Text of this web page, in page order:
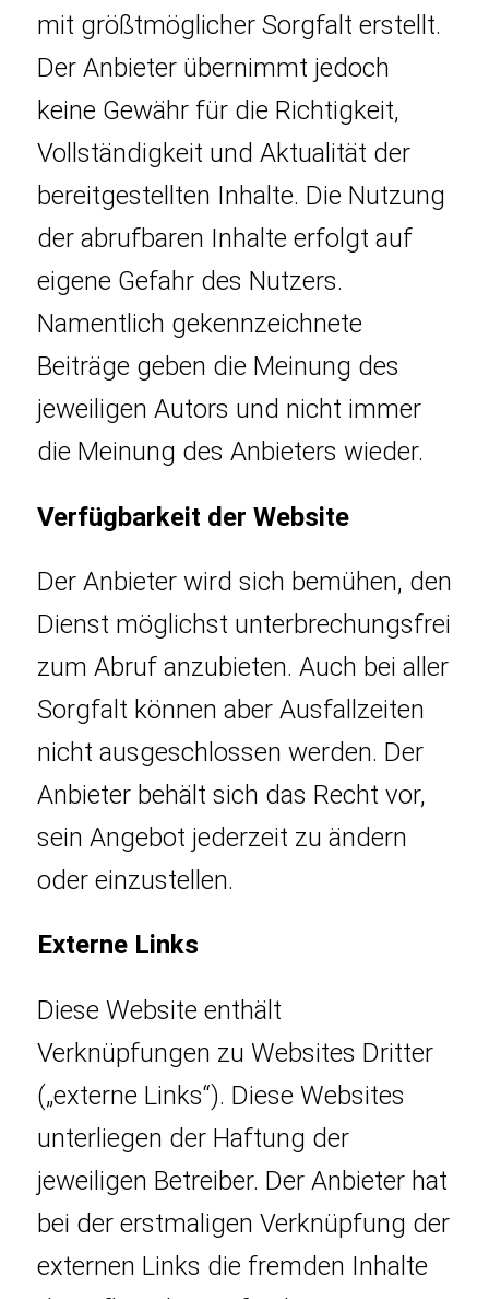
mit größtmöglicher Sorgfalt erstellt.
Der Anbieter übernimmt jedoch
keine Gewähr für die Richtigkeit,
Vollständigkeit und Aktualität der
bereitgestellten Inhalte. Die Nutzung
der abrufbaren Inhalte erfolgt auf
eigene Gefahr des Nutzers.
Namentlich gekennzeichnete
Beiträge geben die Meinung des
jeweiligen Autors und nicht immer
die Meinung des Anbieters wieder.
Verfügbarkeit der Website
Der Anbieter wird sich bemühen, den
Dienst möglichst unterbrechungsfrei
zum Abruf anzubieten. Auch bei aller
Sorgfalt können aber Ausfallzeiten
nicht ausgeschlossen werden. Der
Anbieter behält sich das Recht vor,
sein Angebot jederzeit zu ändern
oder einzustellen.
Externe Links
Diese Website enthält
Verknüpfungen zu Websites Dritter
(„externe Links“). Diese Websites
unterliegen der Haftung der
jeweiligen Betreiber. Der Anbieter hat
bei der erstmaligen Verknüpfung der
externen Links die fremden Inhalte